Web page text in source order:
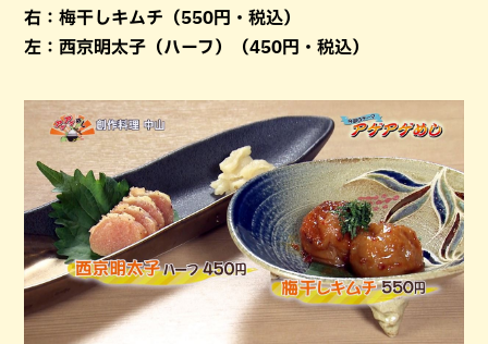
右：梅干しキムチ（550円・税込）
左：西京明太子（ハーフ）（450円・税込）